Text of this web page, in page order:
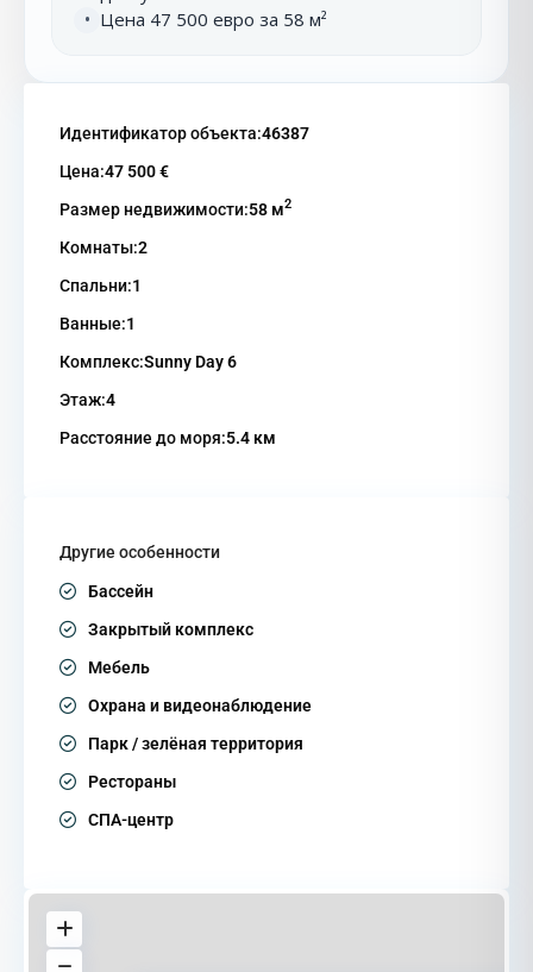
• Цена 47 500 евро за 58 м²
Идентификатор объекта:46387
Цена:47 500 €
Размер недвижимости:58 м2
Комнаты:2
Спальни:1
Ванные:1
Комплекс:Sunny Day 6
Этаж:4
Расстояние до моря:5.4 км
Другие особенности
Бассейн
Закрытый комплекс
Мебель
Охрана и видеонаблюдение
Парк / зелёная территория
Рестораны
СПА-центр